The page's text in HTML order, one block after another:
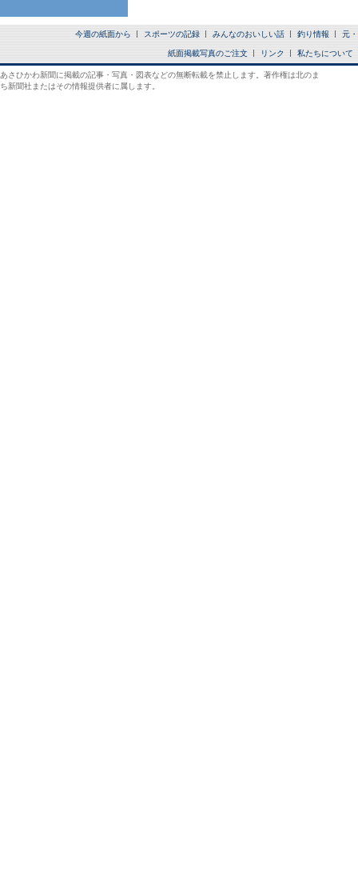
今週の紙面から スポーツの記録 みんなのおいしい話 釣り情報 元
紙面掲載写真のご注文 リンク 私たちについて
あさひかわ新聞に掲載の記事・写真・図表などの無断転載を禁止します。著作権は北のま
ち新聞社またはその情報提供者に属します。